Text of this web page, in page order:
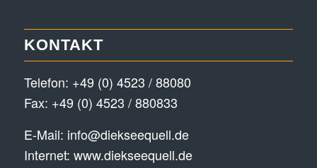
KONTAKT
Telefon: +49 (0) 4523 / 88080
Fax: +49 (0) 4523 / 880833
E-Mail: info@diekseequell.de
Internet: www.diekseequell.de